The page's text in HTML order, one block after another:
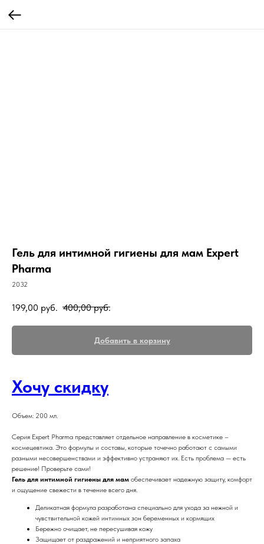
Гель для интимной гигиены для мам Expert
Pharma
2032
199,00 руб. 400,00 руб.
Добавить в корзину
Хочу скидку
Объем: 200 мл.
Серия Expert Pharma представляет отдельное направление в косметике –
космецевтика. Это формулы и составы, которые точечно работают с самыми
разными несовершенствами и эффективно устраняют их. Есть проблема — есть
решение! Проверьте сами!
Гель для интимной гигиены для мам обеспечивает надежную защиту, комфорт
и ощущение свежести в течение всего дня.
Деликатная формула разработана специально для ухода за нежной и
чувствительной кожей интимных зон беременных и кормящих
Бережно очищает, не пересушивая кожу
Защищает от раздражений и неприятного запаха